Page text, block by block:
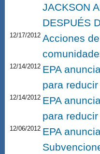
JACKSON
DESPUÉS
12/17/2012 Acciones
12/14/2012 EPA
para
12/14/2012 EPA
para
12/06/2012 EPA